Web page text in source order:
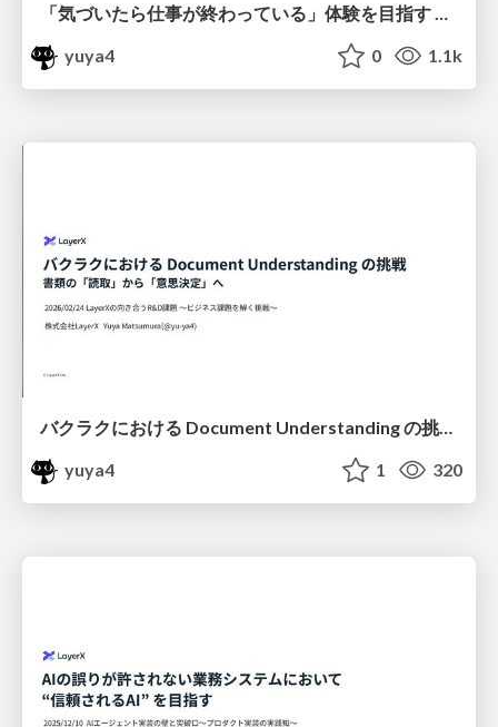
「気づいたら仕事が終わっている」体験を目指す Ambient Agent と Document AI の実践事例 / layerx-ai-deim2026
yuya4
0 1.1k
バクラクにおける Document Understanding の挑戦：書類の「読取」から「意思決定」へ / document-understanding-in-bakuraku-2026
yuya4
1 320